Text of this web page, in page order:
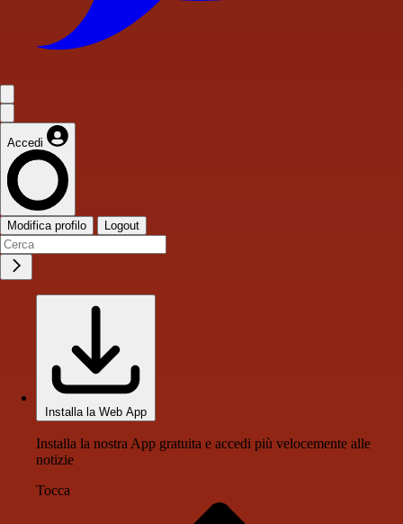
Accedi
Modifica profilo Logout
Installa la Web App
Installa la nostra App gratuita e accedi più velocemente alle
notizie
Tocca